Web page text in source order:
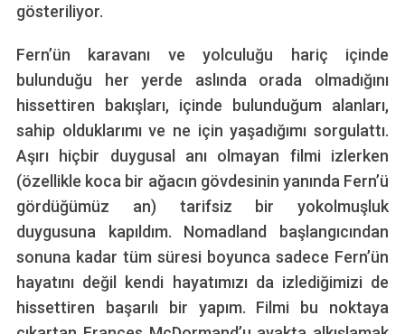
gösteriliyor.
Fern’ün karavanı ve yolculuğu hariç içinde
bulunduğu her yerde aslında orada olmadığını
hissettiren bakışları, içinde bulunduğum alanları,
sahip olduklarımı ve ne için yaşadığımı sorgulattı.
Aşırı hiçbir duygusal anı olmayan filmi izlerken
(özellikle koca bir ağacın gövdesinin yanında Fern’ü
gördüğümüz an) tarifsiz bir yokolmuşluk
duygusuna kapıldım. Nomadland başlangıcından
sonuna kadar tüm süresi boyunca sadece Fern’ün
hayatını değil kendi hayatımızı da izlediğimizi de
hissettiren başarılı bir yapım. Filmi bu noktaya